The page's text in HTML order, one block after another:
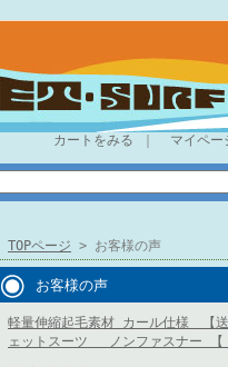
カートをみる マイペー
TOPページ > お客様の声
お客様の声
軽量伸縮起毛素材 カール仕様 【
ェットスーツ ノンファスナー 【